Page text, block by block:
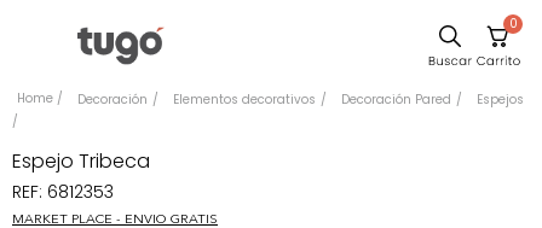
0
Decoración Elementos decorativos Decoración Pared Espejos
Espejo Tribeca
REF: 6812353
MARKET PLACE - ENVIO GRATIS
Escritorio
Silla